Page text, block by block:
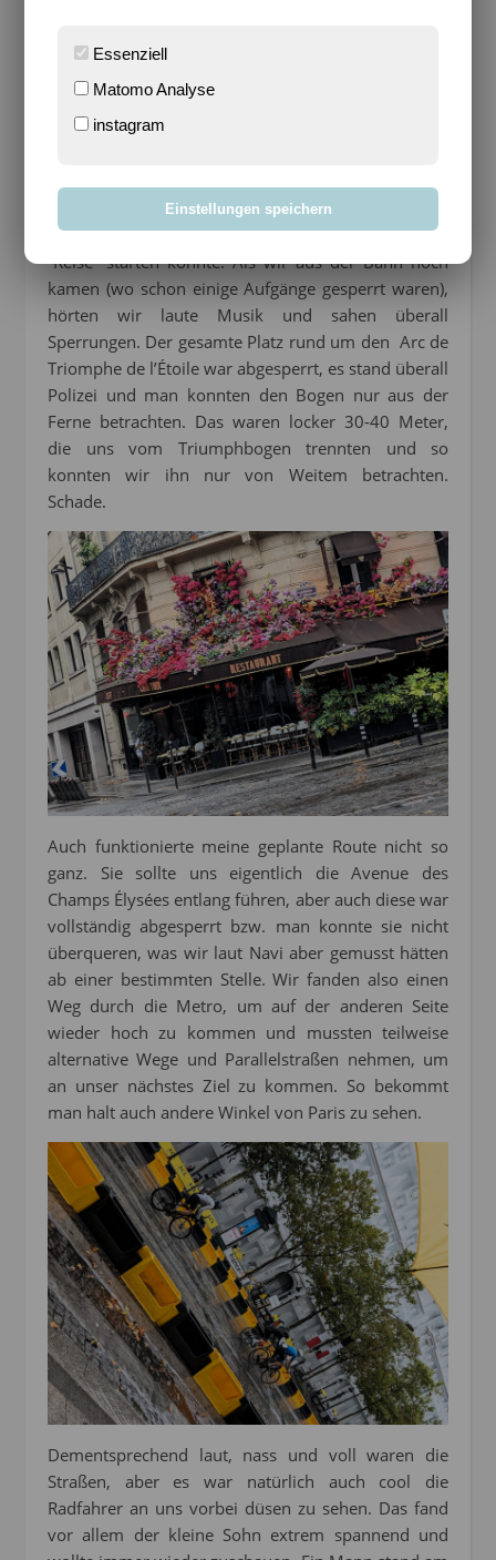
Eine Empfehlung aus dem Internet, weil man direkt
am Triumphbogen rauskommen und von da seine
“Reise” starten konnte. Als wir aus der Bahn hoch
kamen (wo schon einige Aufgänge gesperrt waren),
hörten wir laute Musik und sahen überall
Sperrungen. Der gesamte Platz rund um den Arc de
Triomphe de l’Étoile war abgesperrt, es stand überall
Polizei und man konnten den Bogen nur aus der
Ferne betrachten. Das waren locker 30-40 Meter,
die uns vom Triumphbogen trennten und so
konnten wir ihn nur von Weitem betrachten.
Schade.
Auch funktionierte meine geplante Route nicht so
ganz. Sie sollte uns eigentlich die Avenue des
Champs Élysées entlang führen, aber auch diese war
vollständig abgesperrt bzw. man konnte sie nicht
überqueren, was wir laut Navi aber gemusst hätten
ab einer bestimmten Stelle. Wir fanden also einen
Weg durch die Metro, um auf der anderen Seite
wieder hoch zu kommen und mussten teilweise
alternative Wege und Parallelstraßen nehmen, um
an unser nächstes Ziel zu kommen. So bekommt
man halt auch andere Winkel von Paris zu sehen.
Dementsprechend laut, nass und voll waren die
Straßen, aber es war natürlich auch cool die
Radfahrer an uns vorbei düsen zu sehen. Das fand
vor allem der kleine Sohn extrem spannend und
Essenziell
Matomo Analyse
instagram
Einstellungen speichern